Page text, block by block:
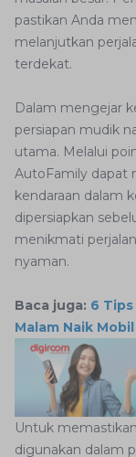
pastikan Anda
melanjutkan
terdekat.
Dalam mengejar
persiapan mudik
utama. Melalui
AutoFamily dapat
kendaraan dalam
dipersiapkan
menikmati
nyaman.
Baca juga: 6
Malam Naik Mobil
Untuk
digunakan dalam